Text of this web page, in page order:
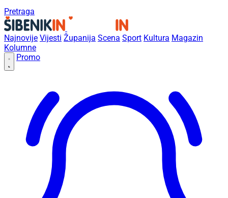
Pretraga
Najnovije Vijesti Županija Scena Sport Kultura Magazin
Kolumne
Promo